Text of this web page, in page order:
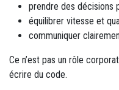
prendre des décisions
équilibrer vitesse et
communiquer
Ce n’est pas un rôle
écrire du code.